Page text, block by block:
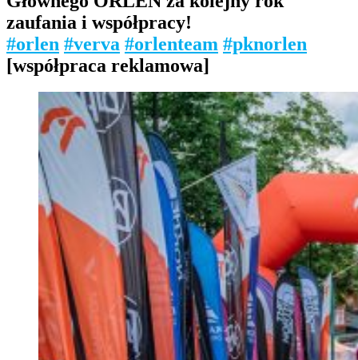
zaufania i współpracy!
#orlen #verva #orlenteam #pknorlen
[współpraca reklamowa]